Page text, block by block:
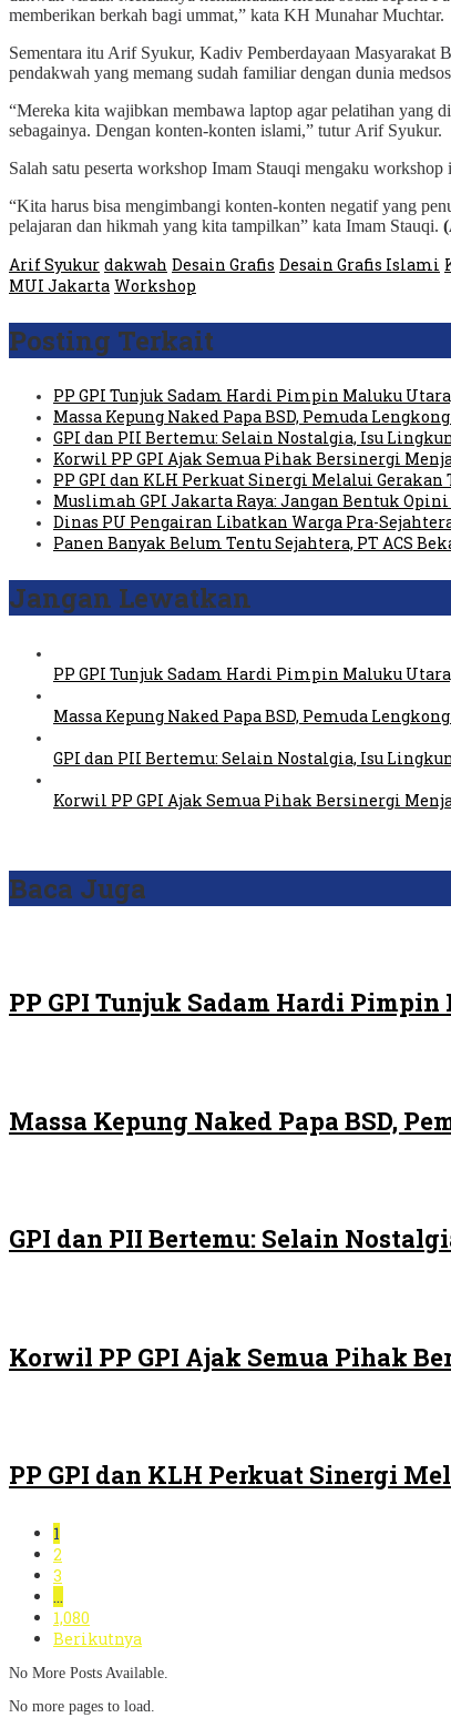
memberikan berkah bagi ummat,” kata KH Munahar Muchtar.
Sementara itu Arif Syukur, Kadiv Pemberdayaan Masyarakat
pendakwah yang memang sudah familiar dengan dunia
“Mereka kita wajibkan membawa laptop agar pelatihan yang
sebagainya. Dengan konten-konten islami,” tutur Arif Syukur.
Salah satu peserta workshop Imam Stauqi mengaku
“Kita harus bisa mengimbangi konten-konten negatif yang
pelajaran dan hikmah yang kita tampilkan” kata Imam Stauqi.
Arif Syukur dakwah Desain Grafis Desain Grafis Islami
MUI Jakarta Workshop
Posting Terkait
PP GPI Tunjuk Sadam Hardi Pimpin Maluku
Massa Kepung Naked Papa BSD, Pemuda
GPI dan PII Bertemu: Selain Nostalgia, Isu
Korwil PP GPI Ajak Semua Pihak Bersinergi
PP GPI dan KLH Perkuat Sinergi Melalui Gerakan
Muslimah GPI Jakarta Raya: Jangan Bentuk
Dinas PU Pengairan Libatkan Warga Pra-
Panen Banyak Belum Tentu Sejahtera, PT ACS
Jangan Lewatkan
PP GPI Tunjuk Sadam Hardi Pimpin Maluku
Massa Kepung Naked Papa BSD, Pemuda
GPI dan PII Bertemu: Selain Nostalgia, Isu
Korwil PP GPI Ajak Semua Pihak Bersinergi
Baca Juga
PP GPI Tunjuk Sadam Hardi
Massa Kepung Naked Papa BSD,
GPI dan PII Bertemu: Selain
Korwil PP GPI Ajak Semua Pihak
PP GPI dan KLH Perkuat Sinergi
1
2
3
…
1,080
Berikutnya
No More Posts Available.
No more pages to load.